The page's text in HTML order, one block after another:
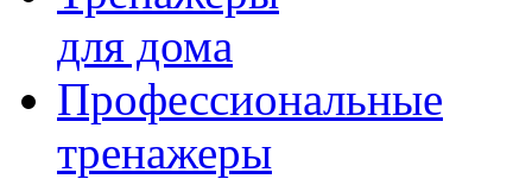
для дома
Профессиональные
тренажеры